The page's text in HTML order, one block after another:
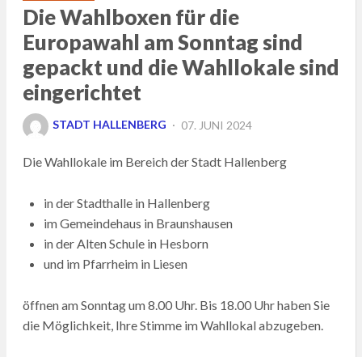
Die Wahlboxen für die
Europawahl am Sonntag sind
gepackt und die Wahllokale sind
eingerichtet
STADT HALLENBERG
POSTED
07. JUNI 2024
Die Wahllokale im Bereich der Stadt Hallenberg
in der Stadthalle in Hallenberg
im Gemeindehaus in Braunshausen
in der Alten Schule in Hesborn
und im Pfarrheim in Liesen
öffnen am Sonntag um 8.00 Uhr. Bis 18.00 Uhr haben Sie
die Möglichkeit, Ihre Stimme im Wahllokal abzugeben.